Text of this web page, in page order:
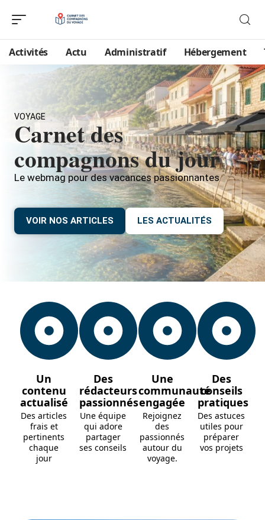
Activités Actu Administratif Hébergement
VOYAGE
Carnet des
compagnons du jour
Le webmag pour des vacances passionnantes
VOIR NOS ARTICLES LES ACTUALITÉS
Un
contenu
actualisé
Des articles
frais et
pertinents
chaque
jour
Des
rédacteurs
passionnés
Une équipe
qui adore
partager
ses conseils
Une
communauté
engagée
Rejoignez
des
passionnés
autour du
voyage.
Des
conseils
pratiques
Des astuces
utiles pour
préparer
vos projets